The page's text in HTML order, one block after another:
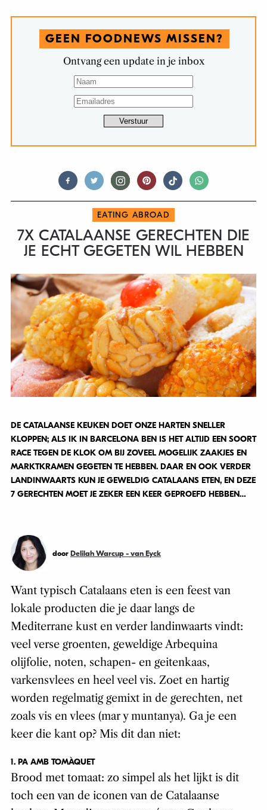
GEEN FOODNEWS MISSEN?
Ontvang een update in je inbox
EATING ABROAD
7X CATALAANSE GERECHTEN DIE
JE ECHT GEGETEN WIL HEBBEN
DE CATALAANSE KEUKEN DOET ONZE HARTEN SNELLER
KLOPPEN; ALS IK IN BARCELONA BEN IS HET ALTIJD EEN SOORT
RACE TEGEN DE KLOK OM BIJ ZOVEEL MOGELIJK ZAAKJES EN
MARKTKRAMEN GEGETEN TE HEBBEN. DAAR EN OOK VERDER
LANDINWAARTS KUN JE GEWELDIG CATALAANS ETEN, EN DEZE
7 GERECHTEN MOET JE ZEKER EEN KEER GEPROEFD HEBBEN…
door Delilah Warcup - van Eyck
Want typisch Catalaans eten is een feest van
lokale producten die je daar langs de
Mediterrane kust en verder landinwaarts vindt:
veel verse groenten, geweldige Arbequina
olijfolie, noten, schapen- en geitenkaas,
varkensvlees en heel veel vis. Zoet en hartig
worden regelmatig gemixt in de gerechten, net
zoals vis en vlees (mar y muntanya). Ga je een
keer die kant op? Mis dit dan niet:
1. PA AMB TOMÀQUET
Brood met tomaat: zo simpel als het lijkt is dit
toch een van de iconen van de Catalaanse